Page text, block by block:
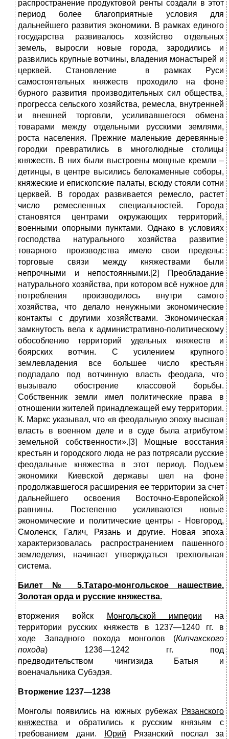
распространение продуктовой ренты создали в этот
период более благоприятные условия для
дальнейшего развития экономики. В рамках единого
государства развивалось хозяйство отдельных
земель, выросли новые города, зародились и
развились крупные вотчины, владения монастырей и
церквей. Становление в рамках Руси
самостоятельных княжеств проходило на фоне
бурного развития производительных сил общества,
прогресса сельского хозяйства, ремесла, внутренней
и внешней торговли, усиливавшегося обмена
товарами между отдельными русскими землями,
роста населения. Прежние маленькие деревянные
городки превратились в многолюдные столицы
княжеств. В них были выстроены мощные кремли –
детинцы, в центре высились белокаменные соборы,
княжеские и епископские палаты, всюду стояли сотни
церквей. В городах развивается ремесло, растет
число ремесленных специальностей. Города
становятся центрами окружающих территорий,
военными опорными пунктами. Однако в условиях
господства натурального хозяйства развитие
товарного производства имело свои пределы:
торговые связи между княжествами были
непрочными и непостоянными.[2] Преобладание
натурального хозяйства, при котором всё нужное для
потребления производилось внутри самого
хозяйства, что делало ненужными экономические
контакты с другими хозяйствами. Экономическая
замкнутость вела к административно-политическому
обособлению территорий удельных княжеств и
боярских вотчин. С усилением крупного
землевладения все большее число крестьян
подпадало под вотчинную власть феодала, что
вызывало обострение классовой борьбы.
Собственник земли имел политические права в
отношении жителей принадлежащей ему территории.
К. Маркс указывал, что «в феодальную эпоху высшая
власть в военном деле и в суде была атрибутом
земельной собственности».[3] Мощные восстания
крестьян и городского люда не раз потрясали русские
феодальные княжества в этот период. Подъем
экономики Киевской державы шел на фоне
продолжавшегося расширения ее территории за счет
дальнейшего освоения Восточно-Европейской
равнины. Постепенно усиливаются новые
экономические и политические центры - Новгород,
Смоленск, Галич, Рязань и другие. Новая эпоха
характеризовалась распространением пашенного
земледелия, начинает утверждаться трехпольная
система.
Билет № 5.Татаро-монгольское нашествие.
Золотая орда и русские княжества.
вторжения войск Монгольской империи на
территории русских княжеств в 1237—1240 гг. в
ходе Западного похода монголов (Кипчакского
похода) 1236—1242 гг. под
предводительством чингизида Батыя и
военачальника Субэдэя.
Вторжение 1237—1238
Монголы появились на южных рубежах Рязанского
княжества и обратились к русским князьям с
требованием дани.
Юрий Рязанский послал за